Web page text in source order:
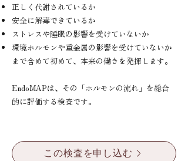
正しく代謝されているか
安全に解毒できているか
ストレスや睡眠の影響を受けていないか
環境ホルモンや重金属の影響を受けていないか
まで含めて初めて、本来の働きを発揮します。
EndoMAPは、その「ホルモンの流れ」を総合
的に評価する検査です。
この検査を申し込む